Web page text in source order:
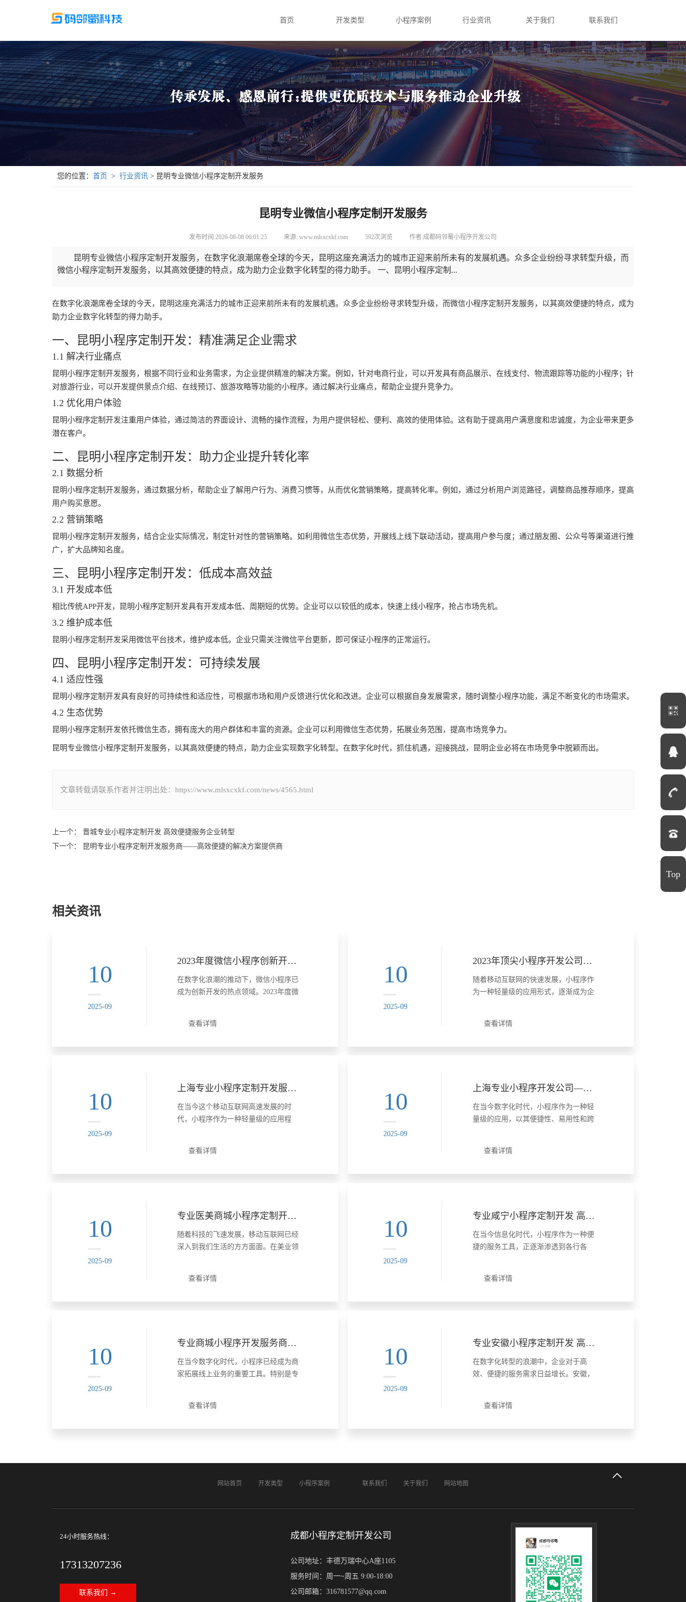
首页 开发类型 小程序案例 行业资讯 关于我们 联系我们
您的位置： 首页
  >
行业资讯 > 昆明专业微信小程序定制开发服务
昆明专业微信小程序定制开发服务
发布时间:2026-08-08 06:01:25 来源: www.mlsxcxkf.com 592次浏览 作者:成都码邻蜀小程序开发公司
昆明专业微信小程序定制开发服务，在数字化浪潮席卷全球的今天，昆明这座充满活力的城市正迎来前所未有的发展机遇。众多企业纷纷寻求转型升级，而
微信小程序定制开发服务，以其高效便捷的特点，成为助力企业数字化转型的得力助手。 一、昆明小程序定制...
在数字化浪潮席卷全球的今天，昆明这座充满活力的城市正迎来前所未有的发展机遇。众多企业纷纷寻求转型升级，而微信小程序定制开发服务，以其高效便捷的特点，成为
助力企业数字化转型的得力助手。
一、昆明小程序定制开发：精准满足企业需求
1.1 解决行业痛点
昆明小程序定制开发服务，根据不同行业和业务需求，为企业提供精准的解决方案。例如，针对电商行业，可以开发具有商品展示、在线支付、物流跟踪等功能的小程序；针
对旅游行业，可以开发提供景点介绍、在线预订、旅游攻略等功能的小程序。通过解决行业痛点，帮助企业提升竞争力。
1.2 优化用户体验
昆明小程序定制开发注重用户体验，通过简洁的界面设计、流畅的操作流程，为用户提供轻松、便利、高效的使用体验。这有助于提高用户满意度和忠诚度，为企业带来更多
潜在客户。
二、昆明小程序定制开发：助力企业提升转化率
2.1 数据分析
昆明小程序定制开发服务，通过数据分析，帮助企业了解用户行为、消费习惯等，从而优化营销策略，提高转化率。例如，通过分析用户浏览路径，调整商品推荐顺序，提高
用户购买意愿。
2.2 营销策略
昆明小程序定制开发服务，结合企业实际情况，制定针对性的营销策略。如利用微信生态优势，开展线上线下联动活动，提高用户参与度；通过朋友圈、公众号等渠道进行推
广，扩大品牌知名度。
三、昆明小程序定制开发：低成本高效益
3.1 开发成本低
相比传统APP开发，昆明小程序定制开发具有开发成本低、周期短的优势。企业可以以较低的成本，快速上线小程序，抢占市场先机。
3.2 维护成本低
昆明小程序定制开发采用微信平台技术，维护成本低。企业只需关注微信平台更新，即可保证小程序的正常运行。
四、昆明小程序定制开发：可持续发展
4.1 适应性强
昆明小程序定制开发具有良好的可持续性和适应性，可根据市场和用户反馈进行优化和改进。企业可以根据自身发展需求，随时调整小程序功能，满足不断变化的市场需求。
4.2 生态优势
昆明小程序定制开发依托微信生态，拥有庞大的用户群体和丰富的资源。企业可以利用微信生态优势，拓展业务范围，提高市场竞争力。
昆明专业微信小程序定制开发服务，以其高效便捷的特点，助力企业实现数字化转型。在数字化时代，抓住机遇，迎接挑战，昆明企业必将在市场竞争中脱颖而出。
文章转载请联系作者并注明出处：https://www.mlsxcxkf.com/news/4565.html
上一个： 晋城专业小程序定制开发 高效便捷服务企业转型
下一个： 昆明专业小程序定制开发服务商——高效便捷的解决方案提供商
相关资讯
10
2025-09
2023年度微信小程序创新开发大赛精彩纷呈
在数字化浪潮的推动下，微信小程序已
成为创新开发的热点领域。2023年度微
台，更推动了小程序技术的创新与发
查看详情
10
2025-09
2023年顶尖小程序开发公司十大排行榜揭晓
随着移动互联网的快速发展，小程序作
为一种轻量级的应用形式，逐渐成为企
业凭借其技术实力、创新能力和服务质
查看详情
10
2025-09
上海专业小程序定制开发服务——高效便捷的技术解决方案
在当今这个移动互联网高速发展的时
代，小程序作为一种轻量级的应用程
最具活力的城市之一，拥有众多专业的
查看详情
10
2025-09
上海专业小程序开发公司——高效定制解决方案
在当今数字化时代，小程序作为一种轻
量级的应用，以其便捷性、易用性和跨
心，拥有丰富的软件开发经验和专业技
查看详情
10
2025-09
专业医美商城小程序定制开发 高效便捷美业解决方案
随着科技的飞速发展，移动互联网已经
深入到我们生活的方方面面。在美业领
的美业解决方案。 一、医美商城小程序
查看详情
10
2025-09
专业咸宁小程序定制开发 高效便捷服务体验
在当今信息化时代，小程序作为一种便
捷的服务工具，正逐渐渗透到各行各
入企”微信小程序，旨在提高行政检查效
查看详情
10
2025-09
专业商城小程序开发服务商推荐：哪家技术强服务优？
在当今数字化时代，小程序已经成为商
家拓展线上业务的重要工具。特别是专
升用户体验，增强品牌影响力。面对市
查看详情
10
2025-09
专业安徽小程序定制开发 高效便捷服务企业转型
在数字化转型的浪潮中，企业对于高
效、便捷的服务需求日益增长。安徽，
这一过程中发挥着至关重要的作用。本
查看详情
网站首页 开发类型 小程序案例 联系我们 关于我们 网站地图
24小时服务热线：
17313207236
联系我们 →
成都小程序定制开发公司
公司地址：丰德万瑞中心A座1105
服务时间：周一~周五 9:00-18:00
公司邮箱：316781577@qq.com
Top